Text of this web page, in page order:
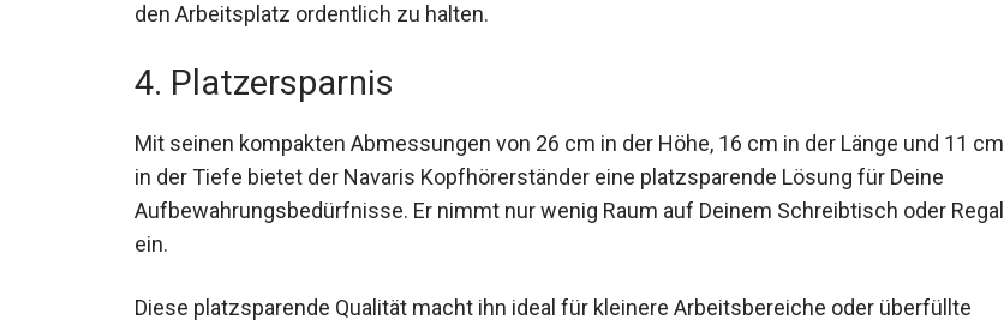
den Arbeitsplatz ordentlich zu halten.
4. Platzersparnis
Mit seinen kompakten Abmessungen von 26 cm in der Höhe, 16 cm in der Länge und 11 cm
in der Tiefe bietet der Navaris Kopfhörerständer eine platzsparende Lösung für Deine
Aufbewahrungsbedürfnisse. Er nimmt nur wenig Raum auf Deinem Schreibtisch oder Regal
ein.
Diese platzsparende Qualität macht ihn ideal für kleinere Arbeitsbereiche oder überfüllte